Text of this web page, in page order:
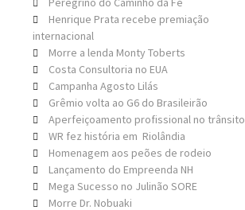
Henrique Prata recebe premiação
internacional
Morre a lenda Monty Toberts
Costa Consultoria no EUA
Campanha Agosto Lilás
Grêmio volta ao G6 do Brasileirão
Aperfeiçoamento profissional no trânsito
WR fez história em Riolândia
Homenagem aos peões de rodeio
Lançamento do Empreenda NH
Mega Sucesso no Julinão SORE
Morre Dr. Nobuaki